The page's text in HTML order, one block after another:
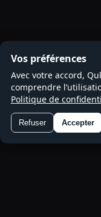
Vos préférences
Avec votre accord,
comprendre
Politique de
Refuser Accepter